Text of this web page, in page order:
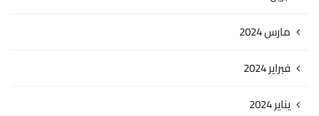
مارس 2024
فبراير 2024
يناير 2024